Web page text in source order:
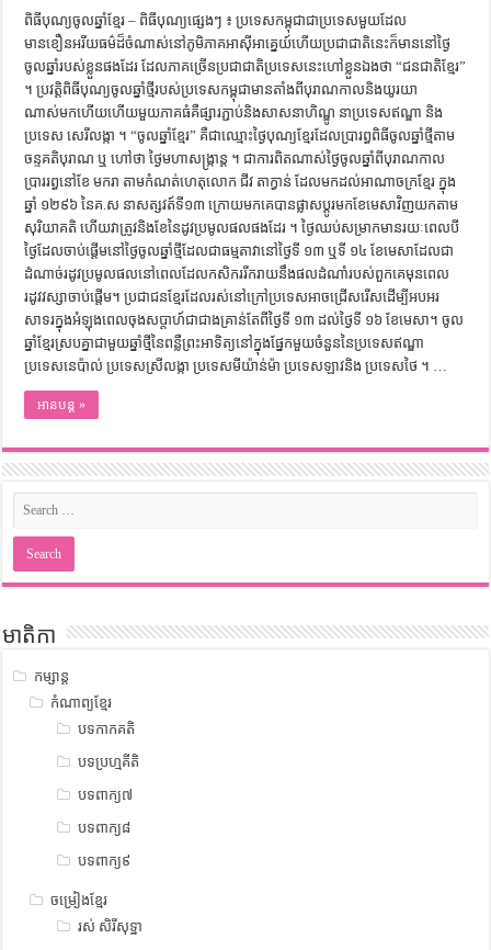
ពិធីបុណ្យចូលឆ្នាំខ្មែរ – ពិធីបុណ្យផ្សេងៗ ៖ ប្រទេសកម្ពុជាជាប្រទេសមួយដែល
មានខឿនអរីយធម៌ដ៏ចំណាស់នៅភូមិភាគអាសុីអាគ្នេយ៍ហើយប្រជាជាតិនេះក៏មាននៅថ្ងៃ
ចូលឆ្នាំរបស់ខ្លួនផងដែរ ដែលភាគច្រើនប្រជាជាតិប្រទេសនេះហៅខ្លួនឯងថា “ជនជាតិខែ្មរ”
។ ប្រវតិ្តពិធីបុណ្យចូលឆ្នាំថ្មីរបស់ប្រទេសកម្ពុជាមានតាំងពីបុរាណកាលនិងយូរយា
ណាស់មកហើយហើយមួយភាគធំគឺផ្សារភ្ជាប់និងសាសនាហិណ្ឌូ នាប្រទេសឥណ្ឌា និង
ប្រទេស សេរីលង្កា ។ “ចូលឆ្នាំខ្មែរ” គឺជាឈ្មោះថ្ងៃបុណ្យខ្មែរដែលប្រារព្ធពិធីចូលឆ្នាំថ្មីតាម
ចន្ទគតិបុរាណ ឬ ហៅថា ថ្ងៃមហាសង្ក្រាន្ត ។ ជាការពិតណាស់ថ្ងៃចូលឆ្នាំពីបុរាណកាល
ប្រាររព្ធនៅខែ មករា តាមកំណត់ហេតុលោក ជីវ តាក្វាន់ ដែលមកដល់អាណាចក្រខ្មែរ ក្នុង
ឆ្នាំ ១២៩៦ ​នៃគ.ស នាសត្សវត៍ទី១៣ ក្រោយមកគេបានផ្លាសប្ដូរមកខែមេសាវិញ​យកតាម
សុរិយាគតិ ហើយវាត្រូវនិងខែនៃដូវប្រមូលផលផងដែរ ។ ថ្ងៃឈប់សម្រាកមានរយៈពេលបី
ថ្ងៃដែលចាប់ផ្តើមនៅថ្ងៃចូលឆ្នាំថ្មីដែលជាធម្មតាវានៅថ្ងៃទី ១៣ ឬទី ១៤ ខែមេសាដែលជា
ដំណាច់រដូវប្រមូលផលនៅពេលដែលកសិកររីករាយនឹងផលដំណាំរបស់ពួកគេមុនពេល
រដូវវស្សាចាប់ផ្តើម។ ប្រជាជនខ្មែរដែលរស់នៅក្រៅប្រទេសអាចជ្រើសរើសដើម្បីអបអរ
សាទរក្នុងអំឡុងពេលចុងសប្តាហ៍ជាជាងគ្រាន់តែពីថ្ងៃទី ១៣ ដល់ថ្ងៃទី ១៦ ខែមេសា។ ចូល
ឆ្នាំខ្មែរស្របគ្នាជាមួយឆ្នាំថ្មីនៃពន្លឺព្រះអាទិត្យនៅក្នុងផ្នែកមួយចំនួននៃប្រទេសឥណ្ឌា
ប្រទេសនេប៉ាល់ ប្រទេសស្រីលង្កា ប្រទេសមីយ៉ាន់ម៉ា ប្រទេសឡាវនិង ប្រទេសថៃ ។ …
អានបន្ត »
មាតិកា
កម្សាន្ត
កំណាព្យខ្មែរ
បទកាកគតិ
បទប្រហ្មគីតិ
បទពាក្យ៧
បទពាក្យ៨
បទពាក្យ៩
ចម្រៀងខ្មែរ
រស់ សិរីសុទ្ឋា